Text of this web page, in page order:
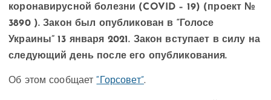
коронавирусной болезни (COVID – 19) (проект №
3890 ). Закон был опубликован в “Голосе
Украины” 13 января 2021. Закон вступает в силу на
следующий день после его опубликования.
Об этом сообщает“Горсовет”.